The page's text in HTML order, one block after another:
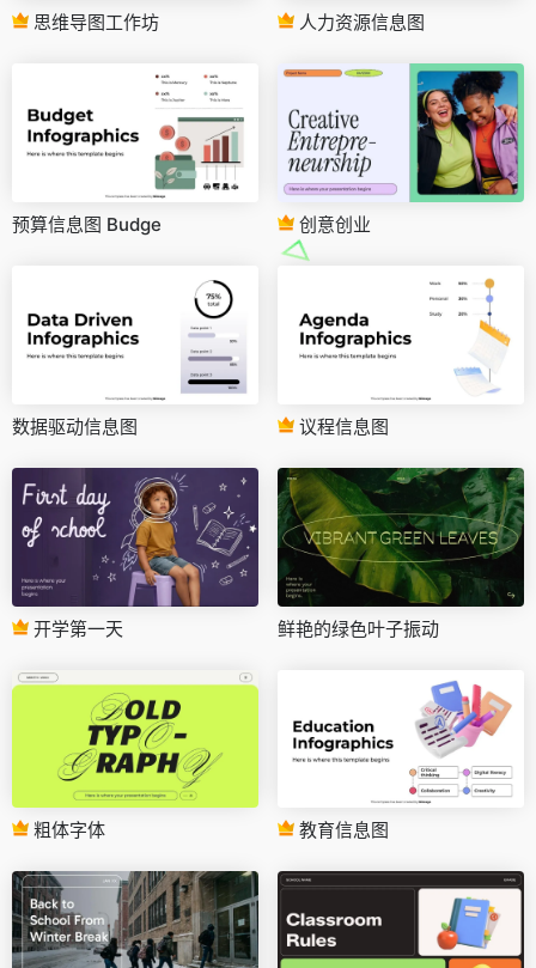
思维导图工作坊 人力资源信息图
预算信息图 Budge 创意创业
数据驱动信息图 议程信息图
开学第一天 鲜艳的绿色叶子振动
粗体字体 教育信息图